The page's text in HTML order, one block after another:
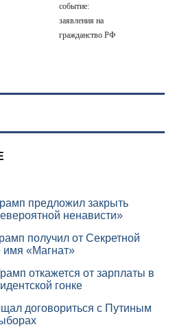
событие:
заявления на
гражданство РФ
предложил закрыть
ненависти»
получил от Секретной
«Магнат»
откажется от зарплаты в
гонке
договориться с Путиным